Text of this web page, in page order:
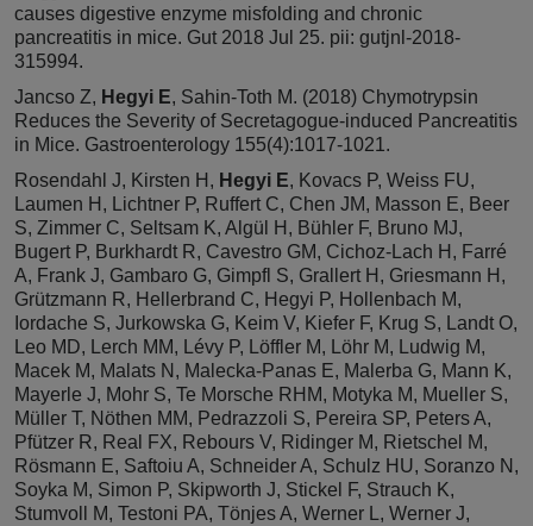
causes digestive enzyme misfolding and chronic
pancreatitis in mice. Gut 2018 Jul 25. pii: gutjnl-2018-
315994.
Jancso Z, Hegyi E, Sahin-Toth M. (2018) Chymotrypsin
Reduces the Severity of Secretagogue-induced Pancreatitis
in Mice. Gastroenterology 155(4):1017-1021.
Rosendahl J, Kirsten H, Hegyi E, Kovacs P, Weiss FU,
Laumen H, Lichtner P, Ruffert C, Chen JM, Masson E, Beer
S, Zimmer C, Seltsam K, Algül H, Bühler F, Bruno MJ,
Bugert P, Burkhardt R, Cavestro GM, Cichoz-Lach H, Farré
A, Frank J, Gambaro G, Gimpfl S, Grallert H, Griesmann H,
Grützmann R, Hellerbrand C, Hegyi P, Hollenbach M,
Iordache S, Jurkowska G, Keim V, Kiefer F, Krug S, Landt O,
Leo MD, Lerch MM, Lévy P, Löffler M, Löhr M, Ludwig M,
Macek M, Malats N, Malecka-Panas E, Malerba G, Mann K,
Mayerle J, Mohr S, Te Morsche RHM, Motyka M, Mueller S,
Müller T, Nöthen MM, Pedrazzoli S, Pereira SP, Peters A,
Pfützer R, Real FX, Rebours V, Ridinger M, Rietschel M,
Rösmann E, Saftoiu A, Schneider A, Schulz HU, Soranzo N,
Soyka M, Simon P, Skipworth J, Stickel F, Strauch K,
Stumvoll M, Testoni PA, Tönjes A, Werner L, Werner J,